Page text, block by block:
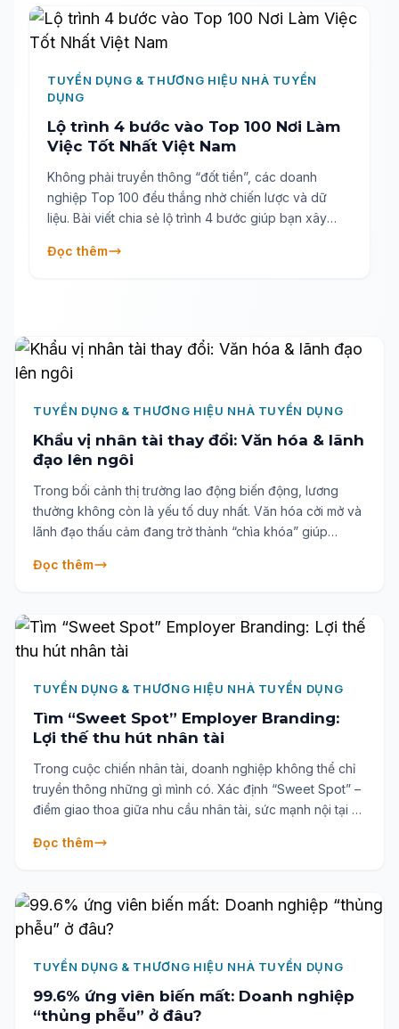
lực lượng lao động tương lai thông qua Skill-Based
Recruitment, HR Analytics và Generative AI.
TUYỂN DỤNG & THƯƠNG HIỆU NHÀ TUYỂN
DỤNG
Lộ trình 4 bước vào Top 100 Nơi Làm
Việc Tốt Nhất Việt Nam
Không phải truyền thông “đốt tiền”, các doanh
nghiệp Top 100 đều thắng nhờ chiến lược và dữ
liệu. Bài viết chia sẻ lộ trình 4 bước giúp bạn xây
năng lực cạnh tranh nhân tài.
Đọc thêm
TUYỂN DỤNG & THƯƠNG HIỆU NHÀ TUYỂN DỤNG
Khẩu vị nhân tài thay đổi: Văn hóa & lãnh
đạo lên ngôi
Trong bối cảnh thị trường lao động biến động, lương
thưởng không còn là yếu tố duy nhất. Văn hóa cởi mở và
lãnh đạo thấu cảm đang trở thành “chìa khóa” giúp
Đọc thêm
TUYỂN DỤNG & THƯƠNG HIỆU NHÀ TUYỂN DỤNG
Tìm “Sweet Spot” Employer Branding:
Lợi thế thu hút nhân tài
Trong cuộc chiến nhân tài, doanh nghiệp không thể chỉ
truyền thông những gì mình có. Xác định “Sweet Spot” –
điểm giao thoa giữa nhu cầu nhân tài, sức mạnh nội tại và
quả.
Đọc thêm
TUYỂN DỤNG & THƯƠNG HIỆU NHÀ TUYỂN DỤNG
99.6% ứng viên biến mất: Doanh nghiệp
“thủng phễu” ở đâu?